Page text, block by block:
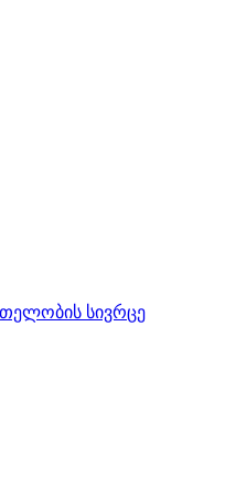
სივრცე